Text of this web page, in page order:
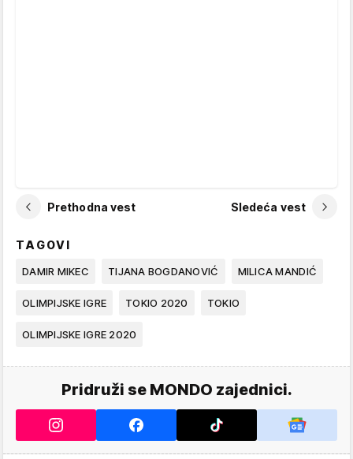
Prethodna vest Sledeća vest
TAGOVI
DAMIR MIKEC TIJANA BOGDANOVIĆ MILICA MANDIĆ
OLIMPIJSKE IGRE TOKIO 2020 TOKIO
OLIMPIJSKE IGRE 2020
Pridruži se MONDO zajednici.